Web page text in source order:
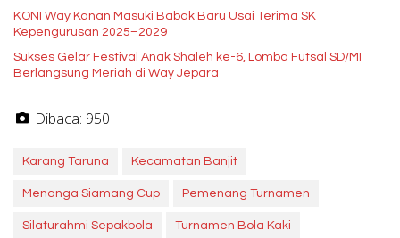
KONI Way Kanan Masuki Babak Baru Usai Terima SK
Kepengurusan 2025–2029
Sukses Gelar Festival Anak Shaleh ke-6, Lomba Futsal SD/MI
Berlangsung Meriah di Way Jepara
Dibaca: 950
Karang Taruna Kecamatan Banjit
Menanga Siamang Cup Pemenang Turnamen
Silaturahmi Sepakbola Turnamen Bola Kaki